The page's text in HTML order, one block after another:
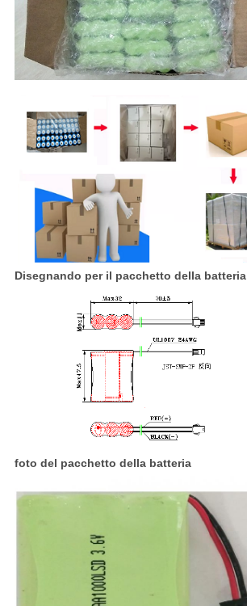
Disegnando per il pacchetto della batteria
foto del pacchetto della batteria